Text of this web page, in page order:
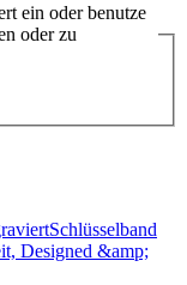
ein oder benutze
oder zu
Designed &amp;